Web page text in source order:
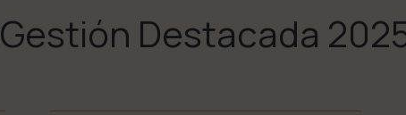
Gestión Destacada